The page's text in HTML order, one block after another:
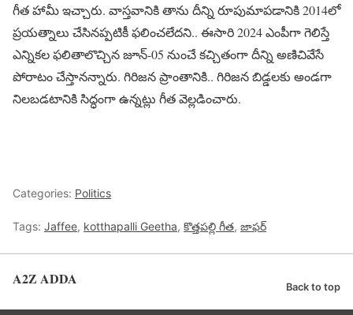
గీత హామీ ఇచ్చారు. వాస్తవానికి తాను దీన్ని రూపుమాపడానికి 2014లో
ప్రయత్నాలు చేసినప్పటికీ ఫలించలేదని.. ఈసారి 2024 ఎంపీగా గెలిస్తే
ఎన్నికల ఫలితాలొచ్చిన జూన్-05 నుంచే కచ్చితంగా దీన్ని అణిచివేసే
పోరాటం చేస్తానన్నారు. గిరిజన ప్రాంతానికి.. గిరిజన బిడ్డలకు అండగా
నిలబడటానికి సిద్ధంగా ఉన్నట్లు గీత వెల్లడించారు.
Categories: Politics
Tags: Jaffee, kotthapalli Geetha, కొత్తపల్లి గీత, జాఫర్
A2Z ADDA Back to top